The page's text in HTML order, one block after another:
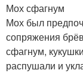
Мох сфагнум
Мох был
сопряжения
сфагнум,
распушали и